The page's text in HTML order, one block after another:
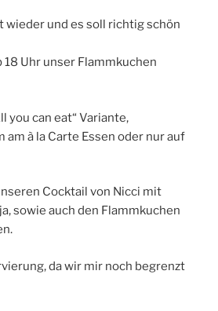
wieder und es soll richtig schön
Uhr unser Flammkuchen
you can eat“ Variante,
am à la Carte Essen oder nur auf
Cocktail von Nicci mit
sowie auch den Flammkuchen
da wir mir noch begrenzt